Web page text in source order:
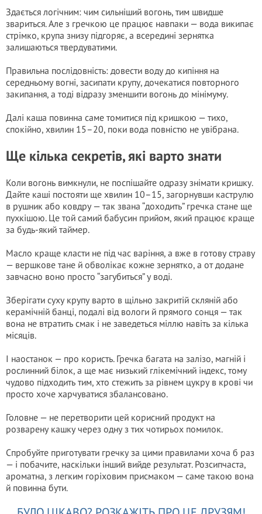
Здається логічним: чим сильніший вогонь, тим швидше
звариться. Але з гречкою це працює навпаки — вода википає
стрімко, крупа знизу підгоряє, а всередині зернятка
залишаються твердуватими.
Правильна послідовність: довести воду до кипіння на
середньому вогні, засипати крупу, дочекатися повторного
закипання, а тоді відразу зменшити вогонь до мінімуму.
Далі каша повинна саме томитися під кришкою — тихо,
спокійно, хвилин 15–20, поки вода повністю не увібрана.
Ще кілька секретів, які варто знати
Коли вогонь вимкнули, не поспішайте одразу знімати кришку.
Дайте каші постояти ще хвилин 10–15, загорнувши каструлю
в рушник або ковдру — так звана “доходить” гречка стане ще
пухкішою. Це той самий бабусин прийом, який працює краще
за будь-який таймер.
Масло краще класти не під час варіння, а вже в готову страву
— вершкове тане й обволікає кожне зернятко, а от додане
завчасно воно просто “загубиться” у воді.
Зберігати суху крупу варто в щільно закритій скляній або
керамічній банці, подалі від вологи й прямого сонця — так
вона не втратить смак і не заведеться міллю навіть за кілька
місяців.
І наостанок — про користь. Гречка багата на залізо, магній і
рослинний білок, а ще має низький глікемічний індекс, тому
чудово підходить тим, хто стежить за рівнем цукру в крові чи
просто хоче харчуватися збалансовано.
Головне — не перетворити цей корисний продукт на
розварену кашку через одну з тих чотирьох помилок.
Спробуйте приготувати гречку за цими правилами хоча б раз
— і побачите, наскільки інший вийде результат. Розсипчаста,
ароматна, з легким горіховим присмаком — саме такою вона
й повинна бути.